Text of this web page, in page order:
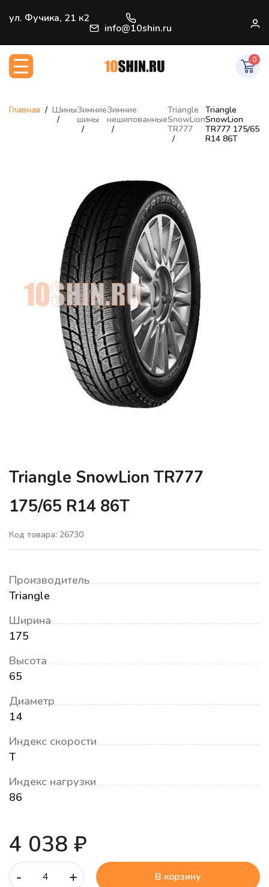
ул. Фучика, 21 к2
info@10shin.ru
0
Главная ШиныЗимние
шины
Зимние
нешипованные
Triangle
SnowLion
TR777
Triangle
SnowLion
TR777 175/65
R14 86T
Triangle SnowLion TR777
175/65 R14 86T
Код товара: 26730
Производитель
Triangle
Ширина
175
Высота
65
Диаметр
14
Индекс скорости
T
Индекс нагрузки
86
4 038 ₽
- + В корзину